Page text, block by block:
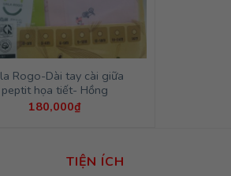
Rogo-Dài tay cài giữa
peptit họa tiết- Hồng
180,000₫
TIỆN ÍCH